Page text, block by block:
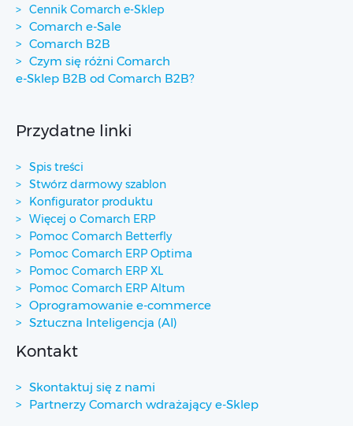
Cennik Comarch e-Sklep
Comarch e-Sale
Comarch B2B
Czym się różni Comarch
e-Sklep B2B od Comarch B2B?
Przydatne linki
Spis treści
Stwórz darmowy szablon
Konfigurator produktu
Więcej o Comarch ERP
Pomoc Comarch Betterfly
Pomoc Comarch ERP Optima
Pomoc Comarch ERP XL
Pomoc Comarch ERP Altum
Oprogramowanie e-commerce
Sztuczna Inteligencja (AI)
Kontakt
Skontaktuj się z nami
Partnerzy Comarch wdrażający e-Sklep